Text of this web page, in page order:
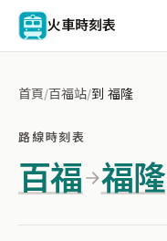
火車時刻表
首頁/百福站/到 福隆
路線時刻表
百福 福隆